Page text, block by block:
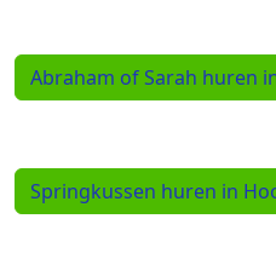
Abraham of Sarah huren
Springkussen huren in